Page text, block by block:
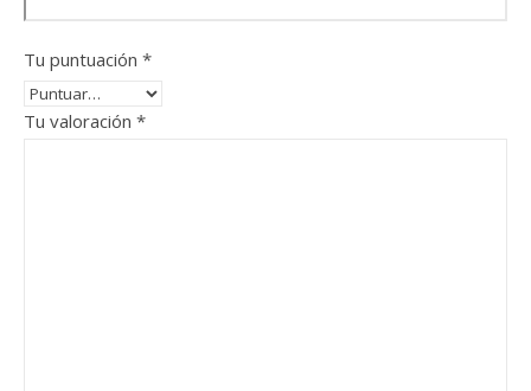
Tu puntuación *
Tu valoración *